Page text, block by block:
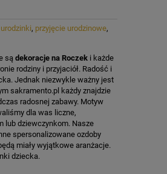
urodzinki, przyjęcie urodzinowe,
sądekoracje na Roczek i każde
rodziny i przyjaciół. Radość i
Jednak niezwykle ważny jest
sakramento.pl każdy znajdzie
radosnej zabawy. Motyw
dla was liczne,
lub dziewczynkom. Nasze
spersonalizowane ozdoby
miały wyjątkowe aranżacje.
dziecka.